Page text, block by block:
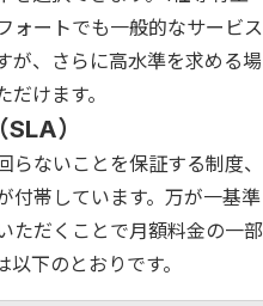
ォートでも一般的なサービス
が、さらに高水準を求める場
けます。
）
ないことを保証する制度、
付帯しています。万が一基準
ただくことで月額料金の一部
下のとおりです。